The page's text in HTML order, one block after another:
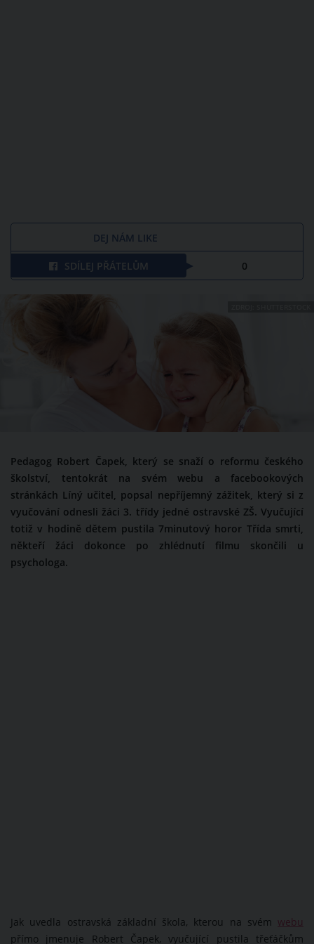
DEJ NÁM LIKE
SDÍLEJ PŘÁTELŮM 0
Pedagog Robert Čapek, který se snaží o reformu českého
školství, tentokrát na svém webu a facebookových
stránkách Líný učitel, popsal nepříjemný zážitek, který si z
vyučování odnesli žáci 3. třídy jedné ostravské ZŠ. Vyučující
totiž v hodině dětem pustila 7minutový horor Třída smrti,
někteří žáci dokonce po zhlédnutí filmu skončili u
psychologa.
Jak uvedla ostravská základní škola, kterou na svém webu
přímo jmenuje Robert Čapek, vyučující pustila třeťáčkům